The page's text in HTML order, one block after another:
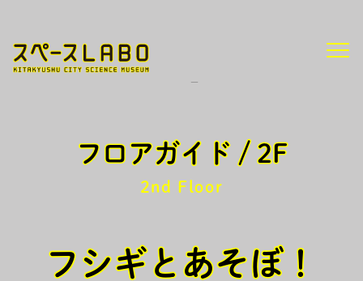
フロアガイド / 2F
2nd Floor
フシギとあそぼ！